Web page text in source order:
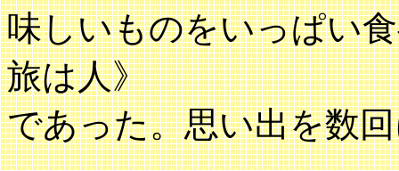
味しいものをいっぱい
旅は人》
であった。思い出を数